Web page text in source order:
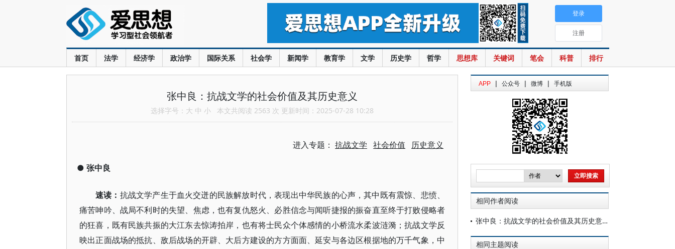
首页 法学 经济学 政治学 国际关系 社会学 新闻学 教育学 文学 历史学 哲学 思想库 关键词 笔会 科普 排行
登录
注册
张中良：抗战文学的社会价值及其历史意义
选择字号： 大 中 小 本文共阅读 2563 次 更新时间：2025-07-28 10:28
进入专题： 抗战文学 社会价值 历史意义
● 张中良
速读 ： 抗战文学产生于血火交迸的民族解放时代，表现出中华民族的心声，其中既有震惊、悲愤、
痛苦呻吟、战局不利时的失望、焦虑，也有复仇怒火、必胜信念与闻听捷报的振奋直至终于打败侵略者
的狂喜，既有民族共振的大江东去惊涛拍岸，也有将士民众个体感情的小桥流水柔波涟漪；抗战文学反
映出正面战场的抵抗、敌后战场的开辟、大后方建设的方方面面、延安与各边区根据地的万千气象，中
APP | 公众号 | 微博 | 手机版
相同作者阅读
张中良：抗战文学的社会价值及其历史意义
相同主题阅读